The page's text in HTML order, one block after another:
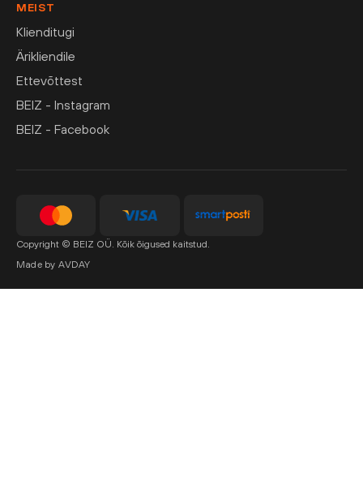
MEIST
Klienditugi
Ärikliendile
Ettevõttest
BEIZ - Instagram
BEIZ - Facebook
Copyright © BEIZ OÜ. Kõik õigused kaitstud.
Made by AVDAY